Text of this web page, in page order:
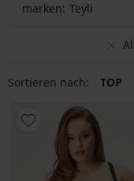
marken: Teyli
Sortieren nach: TOP